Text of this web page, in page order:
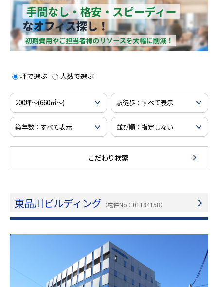
坪で選ぶ 人数で選ぶ
こだわり検索
東品川ビルディング （物件No：01184158）